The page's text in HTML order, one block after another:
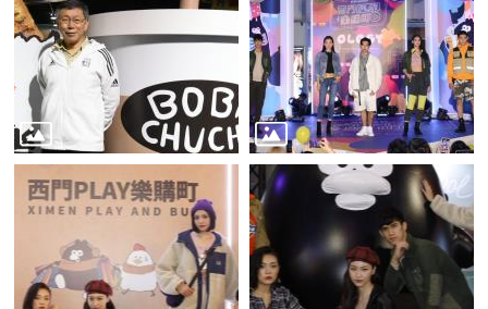
線
上
服
務
公
司
及
業
登